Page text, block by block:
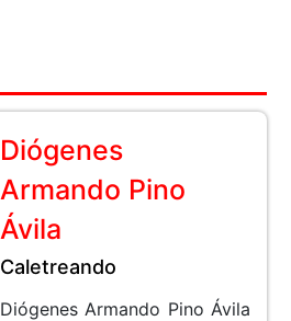
Diógenes
Armando Pino
Ávila
Caletreando
Diógenes Armando Pino Ávila